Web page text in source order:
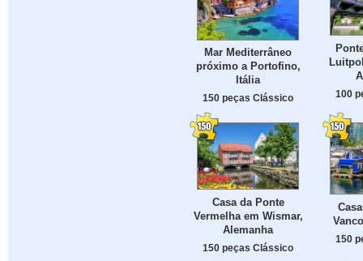
Mar Mediterrâneo
próximo a Portofino,
Itália
150 peças Clássico 100
Casa da Ponte
Vermelha em Wismar,
Alemanha
150 peças Clássico
150